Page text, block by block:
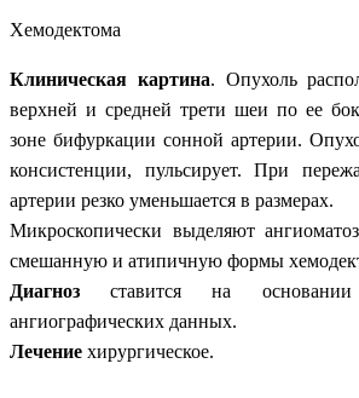
Хемодектома
Клиническая картина. Опухоль
верхней и средней трети шеи по ее
зоне бифуркации сонной артерии.
консистенции, пульсирует. При
артерии резко уменьшается в размерах.
Микроскопически выделяют
смешанную и атипичную формы
Диагноз ставится на
ангиографических данных.
Лечение хирургическое.